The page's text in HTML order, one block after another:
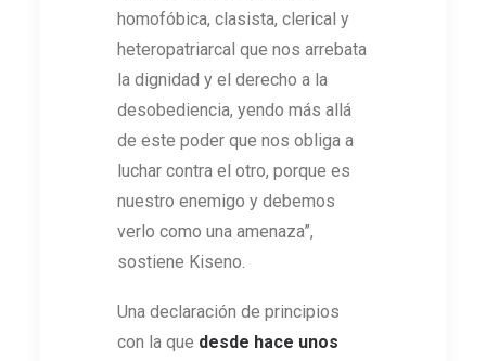
homofóbica, clasista, clerical y
heteropatriarcal que nos arrebata
la dignidad y el derecho a la
desobediencia, yendo más allá
de este poder que nos obliga a
luchar contra el otro, porque es
nuestro enemigo y debemos
verlo como una amenaza”,
sostiene Kiseno.
Una declaración de principios
con la que desde hace unos